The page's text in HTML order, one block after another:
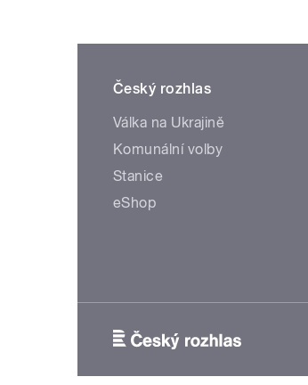
Český rozhlas
Válka na Ukrajině
Komunální volby
Stanice
eShop